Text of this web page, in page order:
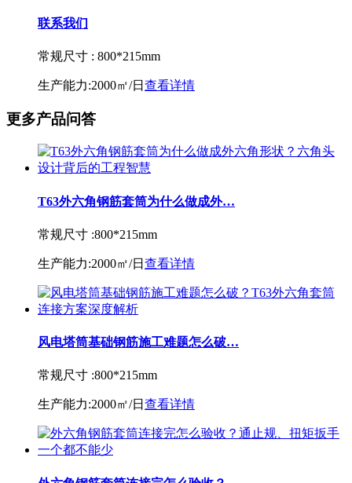
联系我们
常规尺寸 : 800*215mm
生产能力:2000㎡/日 查看详情
更多产品问答
T63外六角钢筋套筒为什么做成外…
常规尺寸 :800*215mm
生产能力:2000㎡/日 查看详情
风电塔筒基础钢筋施工难题怎么破…
常规尺寸 :800*215mm
生产能力:2000㎡/日 查看详情